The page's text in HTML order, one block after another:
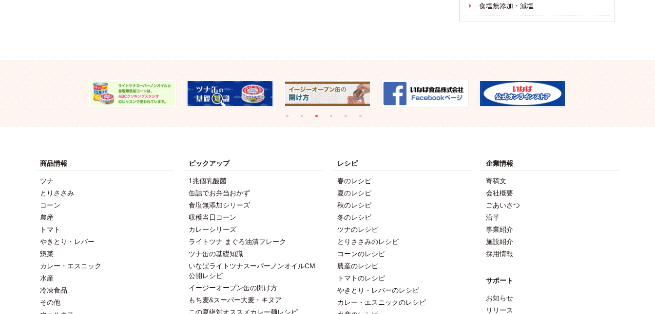
食塩無添加・減塩
商品情報
ツナ
とりささみ
コーン
農産
トマト
やきとり・レバー
惣菜
カレー・エスニック
水産
冷凍食品
その他
ピックアップ
1兆個乳酸菌
缶詰でお弁当おかず
食塩無添加シリーズ
収穫当日コーン
カレーシリーズ
ライトツナ まぐろ油漬フレーク
ツナ缶の基礎知識
いなばライトツナスーパーノンオイルCM
公開レシピ
イージーオープン缶の開け方
もち麦&スーパー大麦・キヌア
この夏絶対オススメカレー麺レシピ
レシピ
春のレシピ
夏のレシピ
秋のレシピ
冬のレシピ
ツナのレシピ
とりささみのレシピ
コーンのレシピ
農産のレシピ
トマトのレシピ
やきとり・レバーのレシピ
カレー・エスニックのレシピ
企業情報
寄稿文
会社概要
ごあいさつ
沿革
事業紹介
施設紹介
採用情報
サポート
お知らせ
リリース